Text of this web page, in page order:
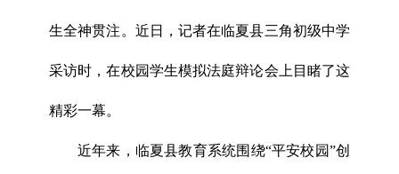
生全神贯注。近日，记者在临夏县三角初级中学
采访时，在校园学生模拟法庭辩论会上目睹了这
精彩一幕。
近年来，临夏县教育系统围绕“平安校园”创